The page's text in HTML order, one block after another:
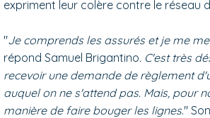
expriment leur colère contre le réseau
"Je comprends les assurés et je me
répond Samuel Brigantino. C'est très
recevoir une demande de règlement
auquel on ne s'attend pas. Mais, pour
manière de faire bouger les lignes."